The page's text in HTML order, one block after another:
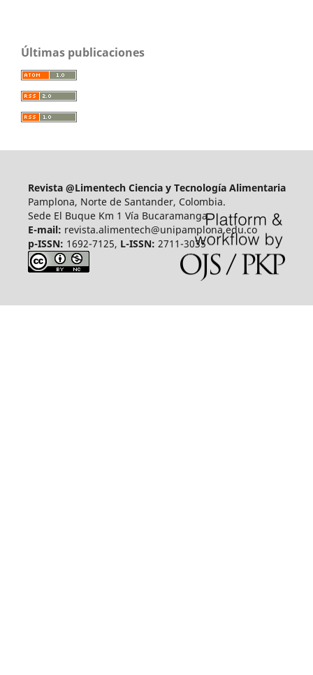
Últimas publicaciones
Revista @Limentech Ciencia y Tecnología Alimentaria
Pamplona, Norte de Santander, Colombia.
Sede El Buque Km 1 Vía Bucaramanga.
E-mail: revista.alimentech@unipamplona.edu.co
p-ISSN: 1692-7125, L-ISSN: 2711-3035